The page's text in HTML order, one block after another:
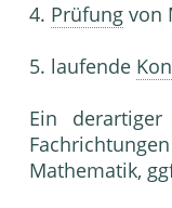
4. Prüfung von
5. laufende
Ein
Mathematik,